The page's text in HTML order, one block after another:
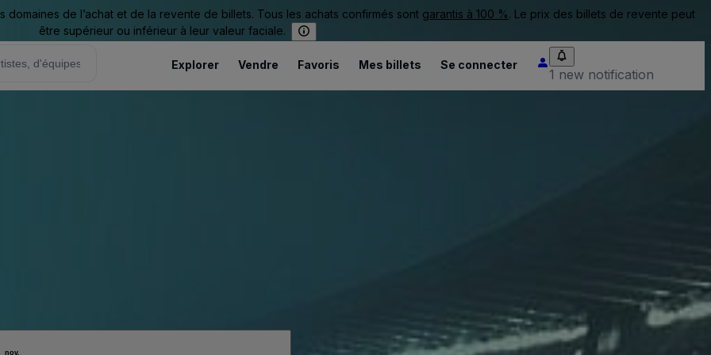
de l’achat et de la revente de billets. Tous les achats confirmés sont garantis à 100 %. Le prix des billets de revente peut
être supérieur ou inférieur à leur valeur faciale.
Explorer Vendre Favoris Mes billets Se connecter
1 new notification
nov.